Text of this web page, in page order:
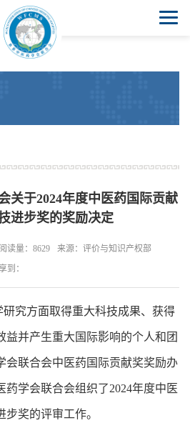
关于2024年度中医药国际贡献
进步奖的奖励决定
阅读量：8629
来源：评价与知识产权部
到：
究方面取得重大科技成果、获得
益并产生重大国际影响的个人和团
会联合会中医药国际贡献奖奖励办
药学会联合会组织了2024年度中医
奖的评审工作。